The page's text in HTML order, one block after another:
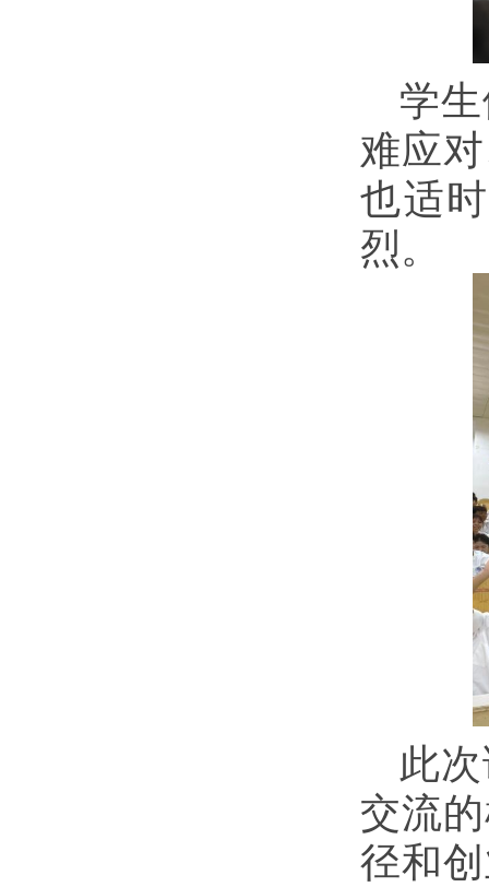
学
难应
也适
烈。
此
交流
径和